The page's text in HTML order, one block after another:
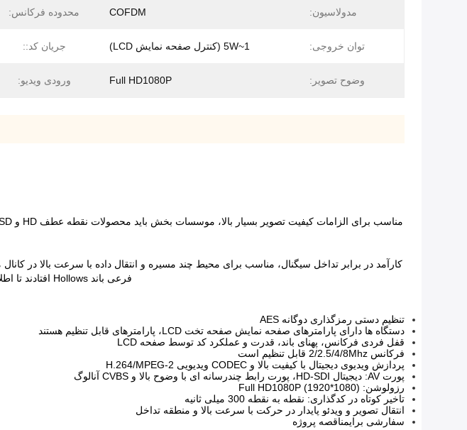
مدولاسیون: COFDM محدوده فرکانس:
توان خروجی: 1~5W (کنترل صفحه نمایش LCD) جریان کد::
وضوح تصویر: Full HD1080P ورودی ویدیو:
کارآمد در برابر تداخل سیگنال، مناسب برای محیط چند مسیره و انتقال داده با سرعت بالا در
فرعی باند Hollows افتادند تا اطلاعات مربوط به آسیب دیده را منتقل کنند، آسیب به سایر حامل ها عملکرد کلی سیستم خیلی بهتر نیست.
تنظیم دستی رمزگذاری دوگانه AES
دستگاه ها دارای پارامترهای صفحه نمایش صفحه تخت LCD، پارامترهای قابل تنظیم هستند
قفل فردی فرکانس، پهنای باند، قدرت و عملکرد کد توسط صفحه LCD
فرکانس 2/2.5/4/8Mhz قابل تنظیم است
پردازش ویدیوی دیجیتال با کیفیت بالا و CODEC ویدیویی H.264/MPEG-2
پورت AV: دیجیتال HD-SDI، پورت رابط چندرسانه ای با وضوح بالا و CVBS آنالوگ
رزولوشن: Full HD1080P (1920*1080)
تاخیر کوتاه در کدگذاری: نقطه به نقطه 300 میلی ثانیه
انتقال تصویر و ویدئو پایدار در حرکت با سرعت بالا و منطقه تداخل
سفارشی برایمناقصه پروژه